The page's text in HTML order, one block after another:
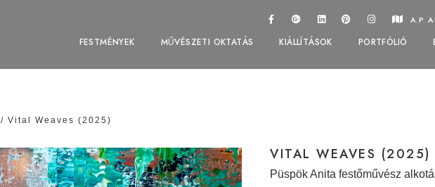
A.P.
FESTMÉNYEK MŰVÉSZETI OKTATÁS KIÁLLÍTÁSOK PORTFÓLIÓ
/ Vital Weaves (2025)
VITAL WEAVES (2025)
Püspök Anita festőművész